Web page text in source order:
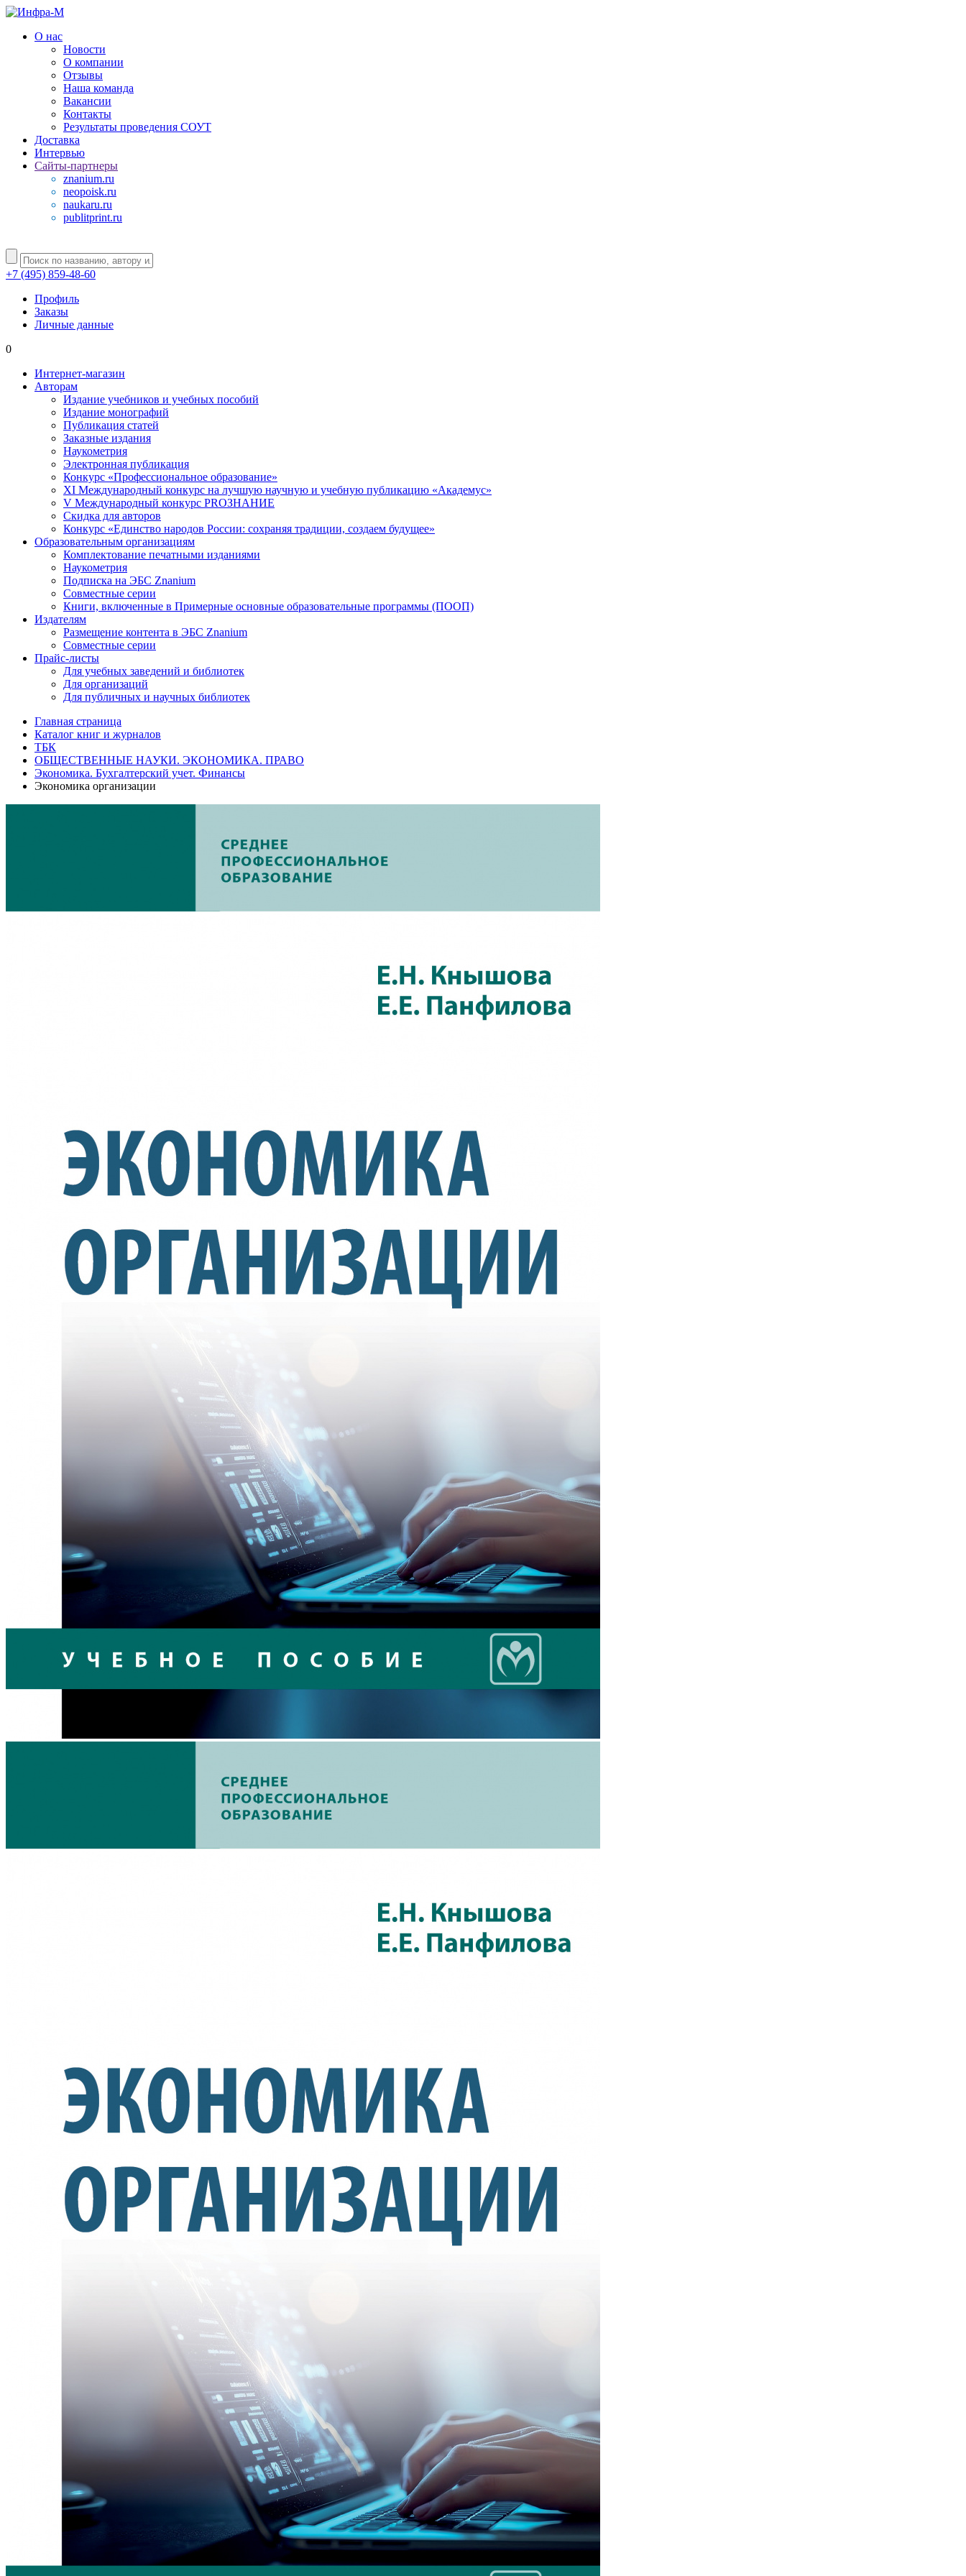
О нас
Новости
О компании
Отзывы
Наша команда
Вакансии
Контакты
Результаты проведения СОУТ
Доставка
Интервью
Сайты-партнеры
znanium.ru
neopoisk.ru
naukaru.ru
publitprint.ru
+7 (495) 859-48-60
Профиль
Заказы
Личные данные
0
Интернет-магазин
Авторам
Издание учебников и учебных пособий
Издание монографий
Публикация статей
Заказные издания
Наукометрия
Электронная публикация
Конкурс «Профессиональное образование»
XI Международный конкурс на лучшую научную и учебную публикацию «Академус»
V Международный конкурс PROЗНАНИЕ
Скидка для авторов
Конкурс «Единство народов России: сохраняя традиции, создаем будущее»
Образовательным организациям
Комплектование печатными изданиями
Наукометрия
Подписка на ЭБС Znanium
Совместные серии
Книги, включенные в Примерные основные образовательные программы (ПООП)
Издателям
Размещение контента в ЭБС Znanium
Совместные серии
Прайс-листы
Для учебных заведений и библиотек
Для организаций
Для публичных и научных библиотек
Главная страница
Каталог книг и журналов
ТБК
ОБЩЕСТВЕННЫЕ НАУКИ. ЭКОНОМИКА. ПРАВО
Экономика. Бухгалтерский учет. Финансы
Экономика организации